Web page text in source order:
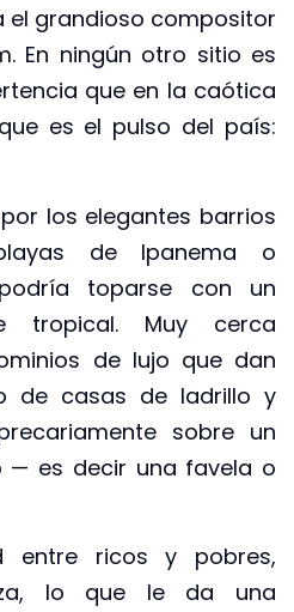
el grandioso compositor
En ningún otro sitio es
que en la caótica
es el pulso del país:
los elegantes barrios
de Ipanema o
toparse con un
tropical. Muy cerca
de lujo que dan
de casas de ladrillo y
sobre un
— es decir una favela o
entre ricos y pobres,
lo que le da una